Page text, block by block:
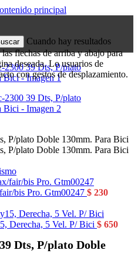
principal
Cuando hay resultados
flechas de arriba y abajo para
deseada. Lo usuarios de
con gestos de desplazamiento.
bis Pro. Gtm00247 $ 230
Derecha, 5 Vel. P/ Bici $ 650
Dts, P/plato Doble